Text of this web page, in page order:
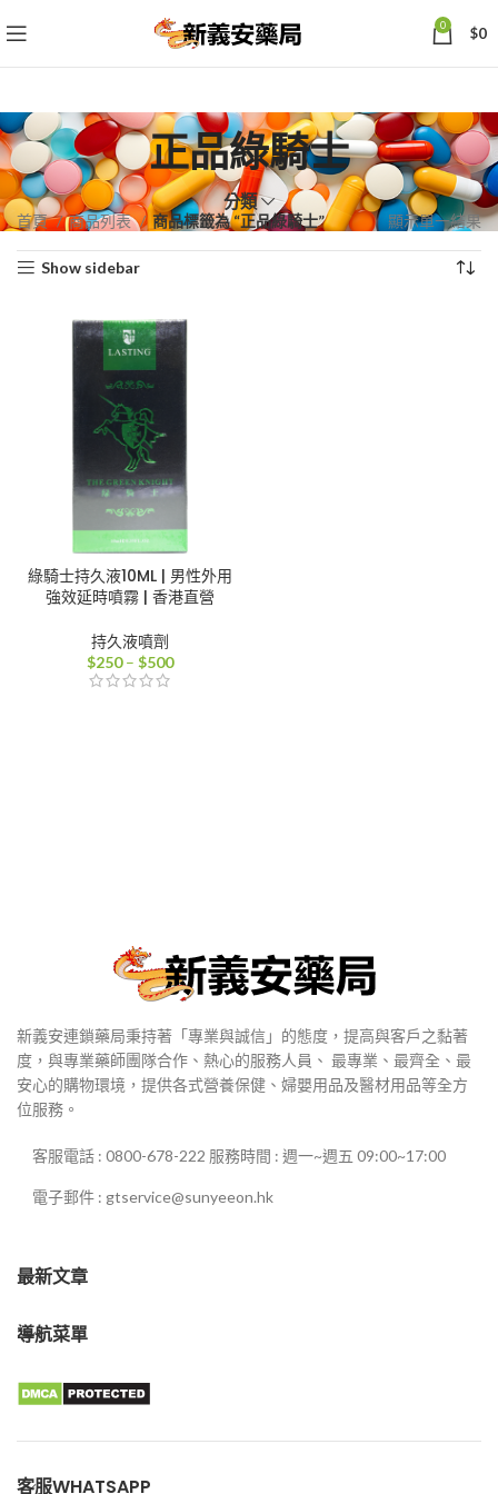
0 $0
正品綠騎士
分類
首頁 商品列表 商品標籤為 “正品綠騎士” 顯示單一結果
Show sidebar
綠騎士持久液10ML | 男性外用
強效延時噴霧 | 香港直營
持久液噴劑
$250 – $500價
新義安連鎖藥局秉持著「專業與誠信」的態度，提高與客戶之黏著
度，與專業藥師團隊合作、熱心的服務人員、 最專業、最齊全、最
安心的購物環境，提供各式營養保健、婦嬰用品及醫材用品等全方
位服務。
客服電話 : 0800-678-222 服務時間 : 週一~週五 09:00~17:00
電子郵件 : gtservice@sunyeeon.hk
最新文章
導航菜單
客服WHATSAPP